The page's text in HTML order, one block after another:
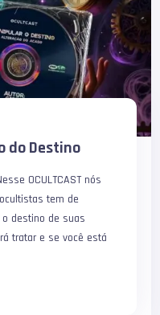
do Destino
OCULTCAST nós
tem de
destino de suas
tratar e se você está